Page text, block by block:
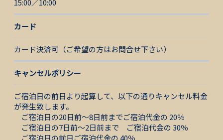
15:00／10:00
カード
カード決済可（ご希望の方はお問合せ下さい）
キャンセルポリシー
ご宿泊日の前日より起算して、以下の通りキャンセル料金
が発生致します。
ご宿泊日の20日前～8日前までご宿泊代金の 20％
ご宿泊日の7日前～2日前まで ご宿泊代金の 30％
ご宿泊日の前日ご宿泊代金の 40％